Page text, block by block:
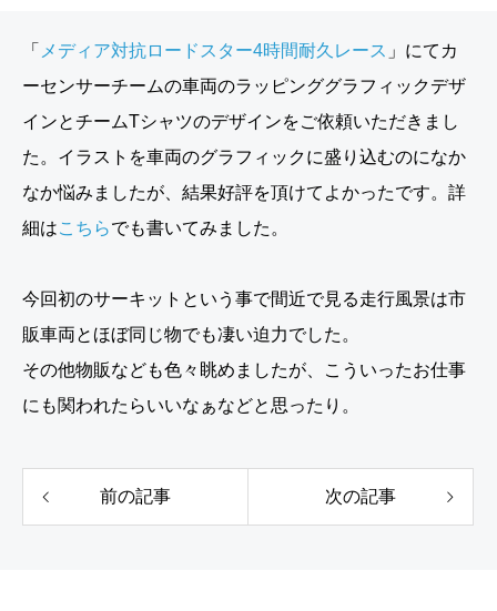
「 メディア対抗ロードスター4時間耐久レース 」にてカ
ーセンサーチームの車両のラッピンググラフィックデザ
インとチームTシャツのデザインをご依頼いただきまし
た。イラストを車両のグラフィックに盛り込むのになか
なか悩みましたが、結果好評を頂けてよかったです。詳
細はこちらでも書いてみました。
今回初のサーキットという事で間近で見る走行風景は市
販車両とほぼ同じ物でも凄い迫力でした。
その他物販なども色々眺めましたが、こういったお仕事
にも関われたらいいなぁなどと思ったり。
前の記事 次の記事